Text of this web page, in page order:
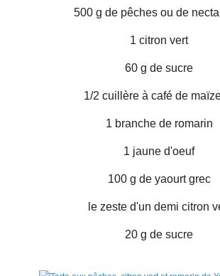
500 g de pêches ou de
1 citron vert
60 g de sucre
1/2 cuillère à café de
1 branche de romarin
1 jaune d'oeuf
100 g de yaourt grec
le zeste d'un demi citron
20 g de sucre